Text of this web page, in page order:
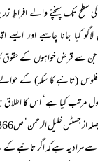
کی سطح تک پہنچنے والے افراطِ
کیا جانا چاہیے اور ایسے
جن سے قرض خواہوں کے حقوق
(تانبے کا سکہ) کے
مرتب کیا ہے‘ اس کا اطلاق
از جسٹس خلیل الرحمن‘ ص366)
یہ ہے کہ اگر تانبے کے